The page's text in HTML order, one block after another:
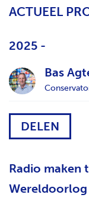
e
r
ACTUEEL
2025 -
Bas
DELEN
Radio maken
Wereldoorlog